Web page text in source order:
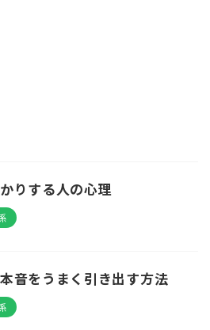
りする人の心理
音をうまく引き出す方法